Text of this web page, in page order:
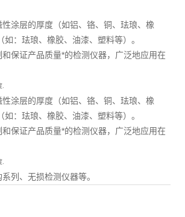
涂层的厚度（如铝、铬、铜、珐琅、橡
：珐琅、橡胶、油漆、塑料等）。
保证产品质量*的检测仪器，广泛地应用在
.
涂层的厚度（如铝、铬、铜、珐琅、橡
：珐琅、橡胶、油漆、塑料等）。
保证产品质量*的检测仪器，广泛地应用在
.
列、无损检测仪器等。